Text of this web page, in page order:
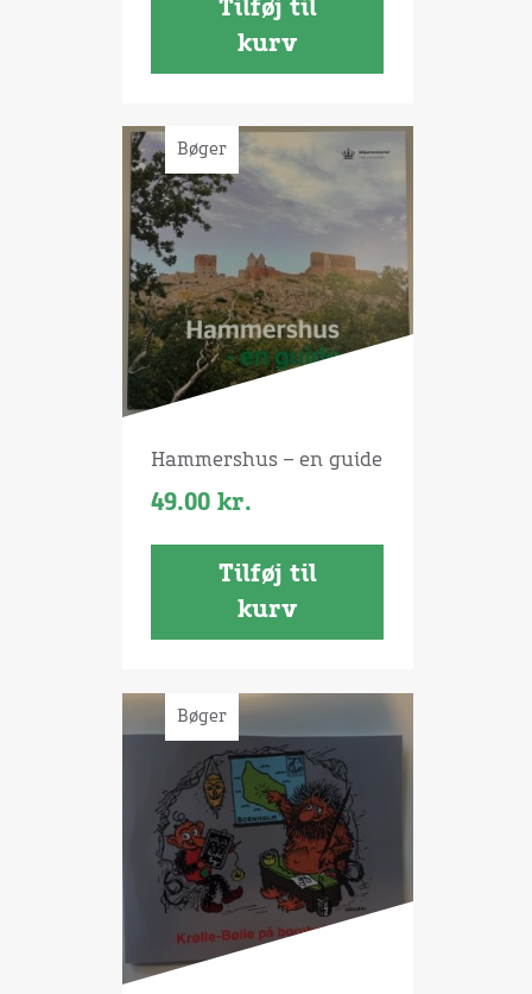
Tilføj til
kurv
Bøger
Hammershus – en guide
49.00 kr.
Tilføj til
kurv
Bøger